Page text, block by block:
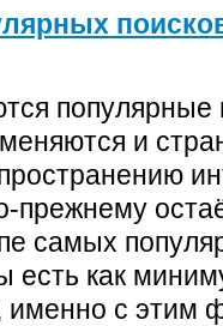
популярные
и
самых
есть как
именно с этим